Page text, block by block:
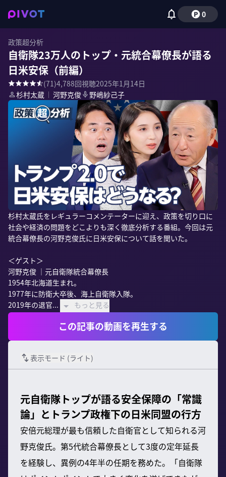
0
政策超分析
自衛隊23万人のトップ・元統合幕僚長が語る
日米安保（前編）
(71)4,788回視聴2025年1月14日
杉村太蔵 ｜ 河野克俊 野嶋紗己子
杉村太蔵氏をレギュラーコメンテーターに迎え、政策を切り口に
社会や経済の問題をどこよりも深く徹底分析する番組。今回は元
統合幕僚長の河野克俊氏に日米安保について話を聞いた。
＜ゲスト＞
河野克俊 ｜元自衛隊統合幕僚長
1954年北海道生まれ。
1977年に防衛大卒後、海上自衛隊入隊。
2019年の退官...
もっと見る
この記事の動画を再生する
表示モード (ライト)
元自衛隊トップが語る安全保障の「常識
論」とトランプ政権下の日米同盟の行方
安倍元総理が最も信頼した自衛官として知られる河
野克俊氏。第5代統合幕僚長として3度の定年延長
を経験し、異例の4年半の任期を務めた。「自衛隊